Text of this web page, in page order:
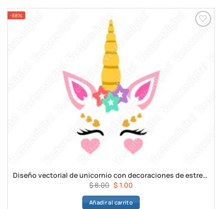
-88%
Diseño vectorial de unicornio con decoraciones de estrellas
$8.00 El
precio
original
$ 1.00El
precio
actual
Añadir al carrito